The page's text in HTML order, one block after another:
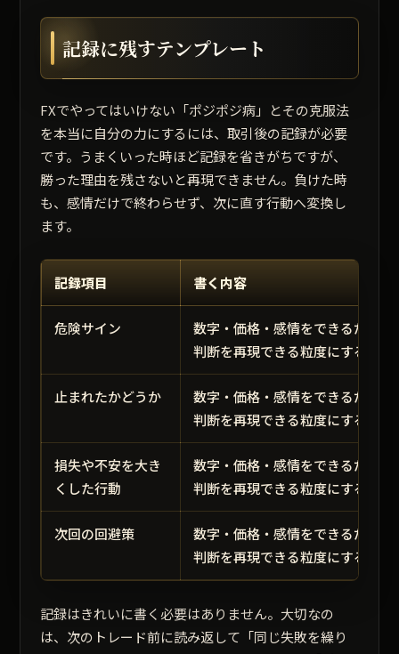
記録に残すテンプレート
FXでやってはいけない「ポジポジ病」とその克服法
を本当に自分の力にするには、取引後の記録が必要
です。うまくいった時ほど記録を省きがちですが、
勝った理由を残さないと再現できません。負けた時
も、感情だけで終わらせず、次に直す行動へ変換し
ます。
記録項目 書く内容
危険サイン
数字・価格・感情をできるだけ
判断を再現できる粒度にする。
止まれたかどうか
数字・価格・感情をできるだけ
判断を再現できる粒度にする。
損失や不安を大き
くした行動
数字・価格・感情をできるだけ
判断を再現できる粒度にする。
次回の回避策
数字・価格・感情をできるだけ
判断を再現できる粒度にする。
記録はきれいに書く必要はありません。大切なの
は、次のトレード前に読み返して「同じ失敗を繰り